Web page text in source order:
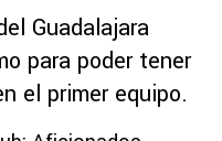
Guadalajara
para poder tener
el primer equipo.